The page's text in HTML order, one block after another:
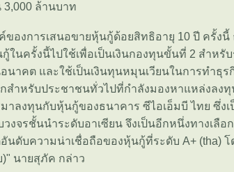
3,000 ล้านบาท
ของการเสนอขายหุ้นกู้ด้อยสิทธิอายุ 10 ปี ครั้งนี้
ในครั้งนี้ไปใช้เพื่อเป็นเงินกองทุนขั้นที่ 2 สำหรั
นาคต และใช้เป็นเงินทุนหมุนเวียนในการทำธุ
สำหรับประชาชนทั่วไปที่กำลังมองหาแหล่งลง
มาลงทุนกับหุ้นกู้ของธนาคาร ซีไอเอ็มบี ไทย ซึ่ง
งจรชั้นนำระดับอาเซียน จึงเป็นอีกหนึ่งทางเลื
นดับความน่าเชื่อถือของหุ้นกู้ที่ระดับ A+ (tha)
)" นายสุภัค กล่าว